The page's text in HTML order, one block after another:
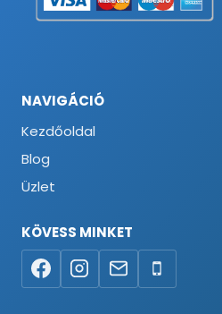
NAVIGÁCIÓ
Kezdőoldal
Blog
Üzlet
KÖVESS MINKET